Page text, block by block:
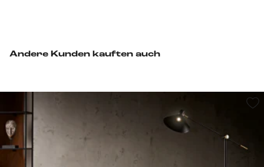
Andere Kunden kauften auch